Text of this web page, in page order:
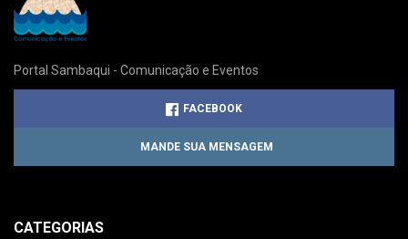
Portal Sambaqui - Comunicação e Eventos
FACEBOOK
MANDE SUA MENSAGEM
CATEGORIAS